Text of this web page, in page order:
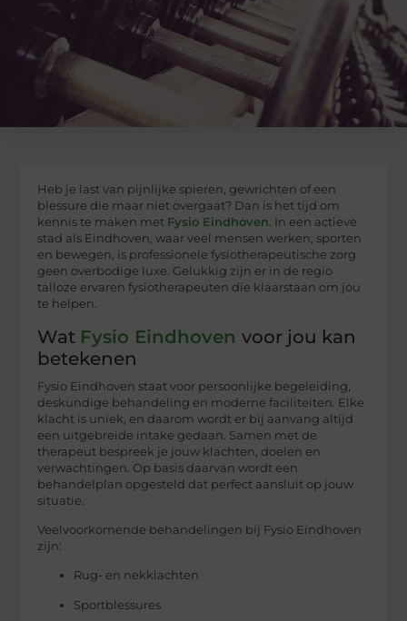
Heb je last van pijnlijke spieren, gewrichten of een
blessure die maar niet overgaat? Dan is het tijd om
kennis te maken met Fysio Eindhoven . In een actieve
stad als Eindhoven, waar veel mensen werken, sporten
en bewegen, is professionele fysiotherapeutische zorg
geen overbodige luxe. Gelukkig zijn er in de regio
talloze ervaren fysiotherapeuten die klaarstaan om jou
te helpen.
Wat Fysio Eindhovenvoor jou kan
betekenen
Fysio Eindhoven staat voor persoonlijke begeleiding,
deskundige behandeling en moderne faciliteiten. Elke
klacht is uniek, en daarom wordt er bij aanvang altijd
een uitgebreide intake gedaan. Samen met de
therapeut bespreek je jouw klachten, doelen en
verwachtingen. Op basis daarvan wordt een
behandelplan opgesteld dat perfect aansluit op jouw
situatie.
Veelvoorkomende behandelingen bij Fysio Eindhoven
zijn:
Rug- en nekklachten
Sportblessures